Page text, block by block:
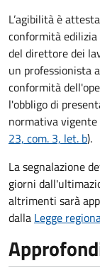
L’agibilità è
conformità
del direttore dei
un professionista
conformità
l'obbligo di
normativa vigente
23, com. 3, let. b).
La segnalazione
giorni
altrimenti sarà
dalla Legge